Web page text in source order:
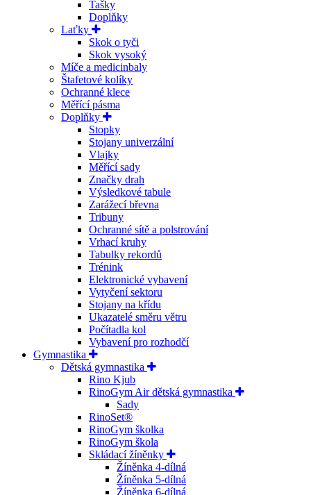
Tašky
Doplňky
Laťky
Skok o tyči
Skok vysoký
Míče a medicinbaly
Štafetové kolíky
Ochranné klece
Měřící pásma
Doplňky
Stopky
Stojany univerzální
Vlajky
Měřící sady
Značky drah
Výsledkové tabule
Zarážecí břevna
Tribuny
Ochranné sítě a polstrování
Vrhací kruhy
Tabulky rekordů
Trénink
Elektronické vybavení
Vytyčení sektoru
Stojany na křídu
Ukazatelé směru větru
Počítadla kol
Vybavení pro rozhodčí
Gymnastika
Dětská gymnastika
Rino Kjub
RinoGym Air dětská gymnastika
Sady
RinoSet®
RinoGym školka
RinoGym škola
Skládací žíněnky
Žíněnka 4-dílná
Žíněnka 5-dílná
Žíněnka 6-dílná